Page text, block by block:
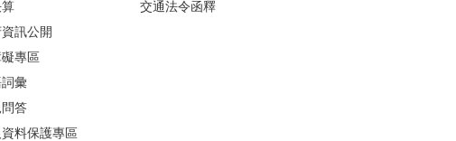
訊公開
專區
彙
答
料保護專區
交通法令函釋